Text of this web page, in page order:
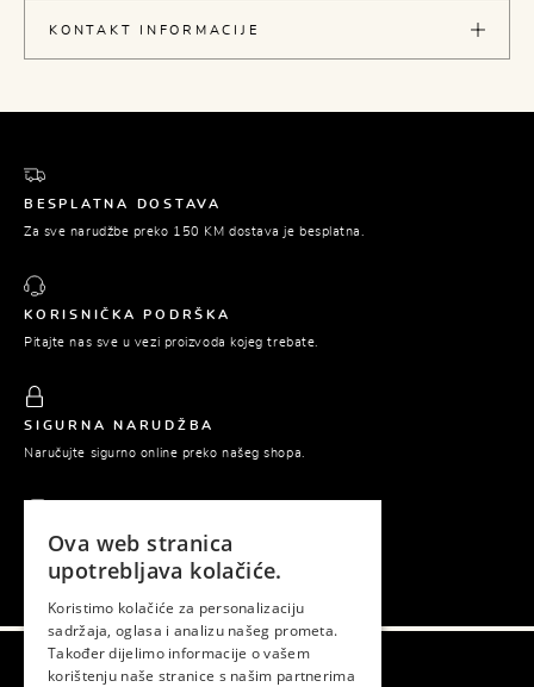
KONTAKT INFORMACIJE
BESPLATNA DOSTAVA
Za sve narudžbe preko 150 KM dostava je besplatna.
KORISNIČKA PODRŠKA
Pitajte nas sve u vezi proizvoda kojeg trebate.
SIGURNA NARUDŽBA
Naručujte sigurno online preko našeg shopa.
PLAĆANJE POUZEĆEM
Platite tek prilikom preuzimanja naručene robe.
Ova web stranica
upotrebljava kolačiće.
Koristimo kolačiće za personalizaciju
sadržaja, oglasa i analizu našeg prometa.
Također dijelimo informacije o vašem
korištenju naše stranice s našim partnerima